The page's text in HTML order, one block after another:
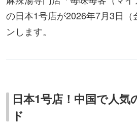
の日本1号店が2026年7月3日
ンします。
日本1号店！中国で人気
ド